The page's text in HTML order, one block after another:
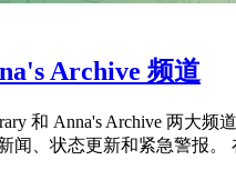
Archive 频道
和 Anna's Archive 两大
、状态更新和紧急警报。